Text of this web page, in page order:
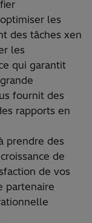
les
des tâches xen
les
qui garantit
fournit des
rapports en
prendre des
de
de vos
partenaire